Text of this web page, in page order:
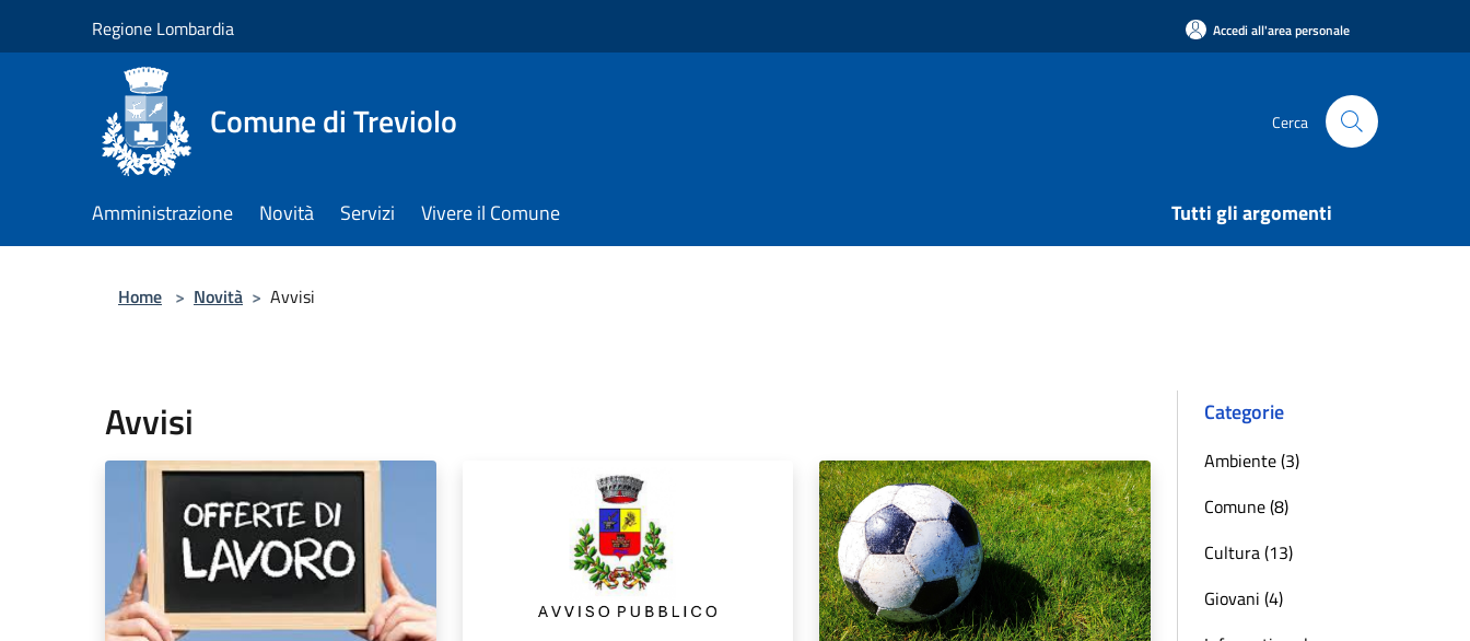
Regione Lombardia Accedi all'area personale
Comune di Treviolo Cerca
Amministrazione Novità Servizi Vivere il Comune Tutti gli argomenti
Home > Novità > Avvisi
Avvisi Categorie
Ambiente (3)
Comune (8)
Cultura (13)
Giovani (4)